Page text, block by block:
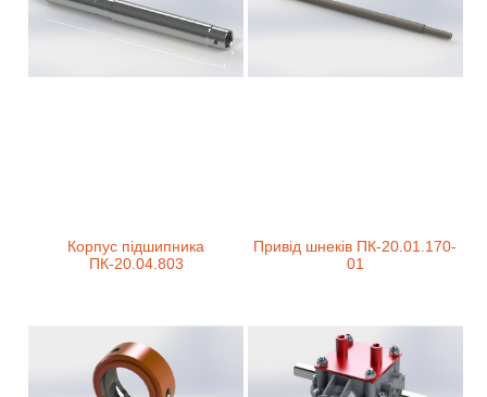
Корпус підшипника
ПК-20.04.803
Привід шнеків ПК-20.01.170-
01